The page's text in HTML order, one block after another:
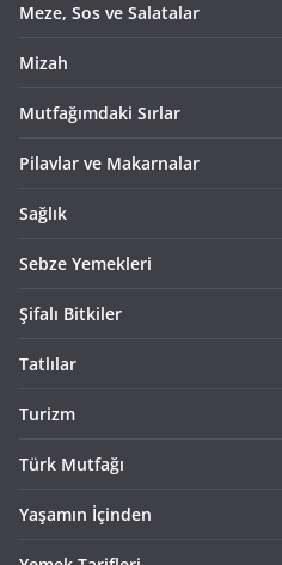
Meze, Sos ve Salatalar
Mizah
Mutfağımdaki Sırlar
Pilavlar ve Makarnalar
Sağlık
Sebze Yemekleri
Şifalı Bitkiler
Tatlılar
Turizm
Türk Mutfağı
Yaşamın İçinden